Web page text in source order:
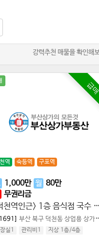
강력추천 매물을 확인해
급
역 숙등역 구포역
1,000만 월 80만
무권리금
<덕천역인근> 1층 음식점 국수 포차 이자까야
부산 북구 덕천동 상업용 상가점포
실1 관리비1 지상 1층/4층